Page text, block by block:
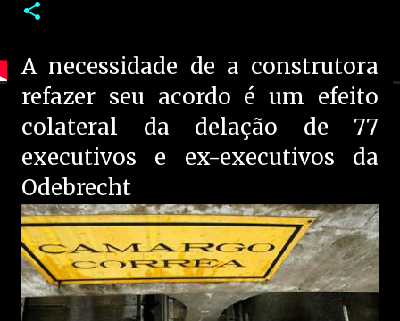
A necessidade de a construtora
refazer seu acordo é um efeito
colateral da delação de 77
executivos e ex-executivos da
Odebrecht